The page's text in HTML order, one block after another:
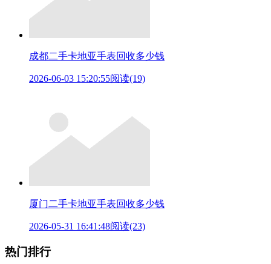
成都二手卡地亚手表回收多少钱
2026-06-03 15:20:55阅读(19)
厦门二手卡地亚手表回收多少钱
2026-05-31 16:41:48阅读(23)
热门排行